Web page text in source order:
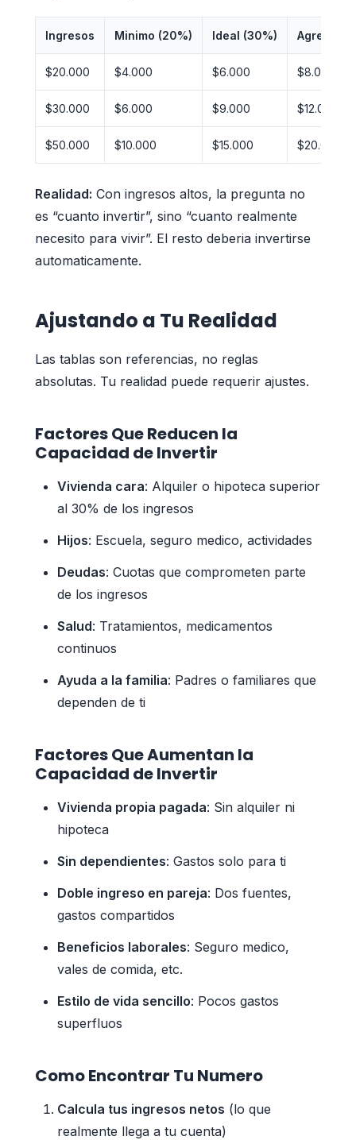
Ingresos Minimo (20%) Ideal (30%) Agresivo
$20.000 $4.000 $6.000 $8.000
$30.000 $6.000 $9.000 $12.000
$50.000 $10.000 $15.000 $20.000
Realidad: Con ingresos altos, la pregunta no
es “cuanto invertir”, sino “cuanto realmente
necesito para vivir”. El resto deberia invertirse
automaticamente.
Ajustando a Tu Realidad
Las tablas son referencias, no reglas
absolutas. Tu realidad puede requerir ajustes.
Factores Que Reducen la
Capacidad de Invertir
Vivienda cara: Alquiler o hipoteca superior
al 30% de los ingresos
Hijos: Escuela, seguro medico, actividades
Deudas: Cuotas que comprometen parte
de los ingresos
Salud: Tratamientos, medicamentos
continuos
Ayuda a la familia: Padres o familiares que
dependen de ti
Factores Que Aumentan la
Capacidad de Invertir
Vivienda propia pagada: Sin alquiler ni
hipoteca
Sin dependientes: Gastos solo para ti
Doble ingreso en pareja: Dos fuentes,
gastos compartidos
Beneficios laborales: Seguro medico,
vales de comida, etc.
Estilo de vida sencillo: Pocos gastos
superfluos
Como Encontrar Tu Numero
Calcula tus ingresos netos (lo que
realmente llega a tu cuenta)